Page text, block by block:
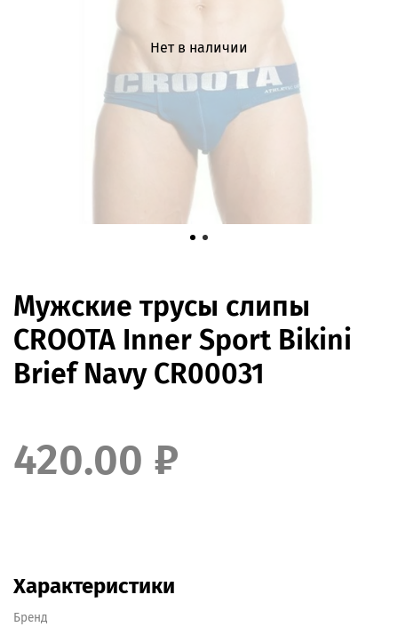
Нет в наличии
Мужские трусы слипы
CROOTA Inner Sport Bikini
Brief Navy CR00031
420.00 ₽
Характеристики
Бренд